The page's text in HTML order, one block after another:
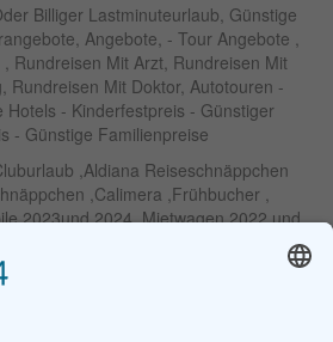
Billiger Lastminuteurlaub, Günstige
Angebote, - Tour Angebote ,
Rundreisen Mit Arzt, Rundreisen Mit
Rundreisen Mit Doktor, Autotouren -
Hotels - Kinderfestpreis - Günstiger
- Günstige Familienpreise
,Aldiana Reiseschnäppchen
,Calimera ,Frühbucher ,
2023und 2024 ,Mietwagen 2022 und
2023 , Silvesterreisen 2022 und 2032,
Angebote, Touren,Angebote Für
Billige Lastminute Angebote Für